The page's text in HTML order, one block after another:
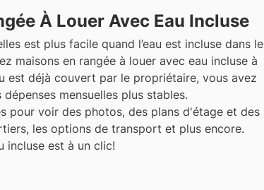
À Louer Avec Eau Incluse
est plus facile quand l’eau est incluse dans le
maisons en rangée à louer avec eau incluse à
est déjà couvert par le propriétaire, vous avez
mensuelles plus stables.
pour voir des photos, des plans d'étage et des
les options de transport et plus encore.
incluse est à un clic!